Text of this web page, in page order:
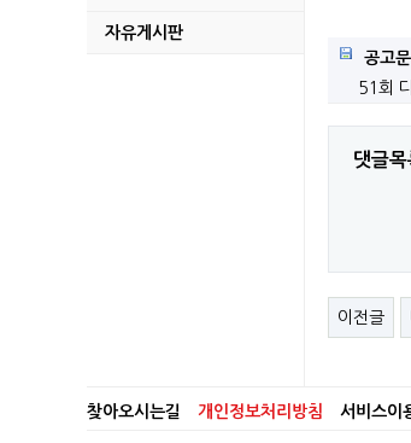
자유게시판
공고
51회
댓글목
이전글
찾아오시는길 개인정보처리방침 서비스이